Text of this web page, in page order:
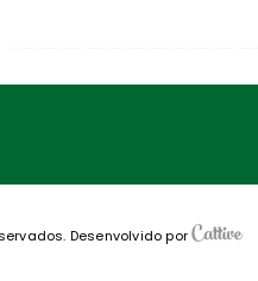
Desenvolvido por